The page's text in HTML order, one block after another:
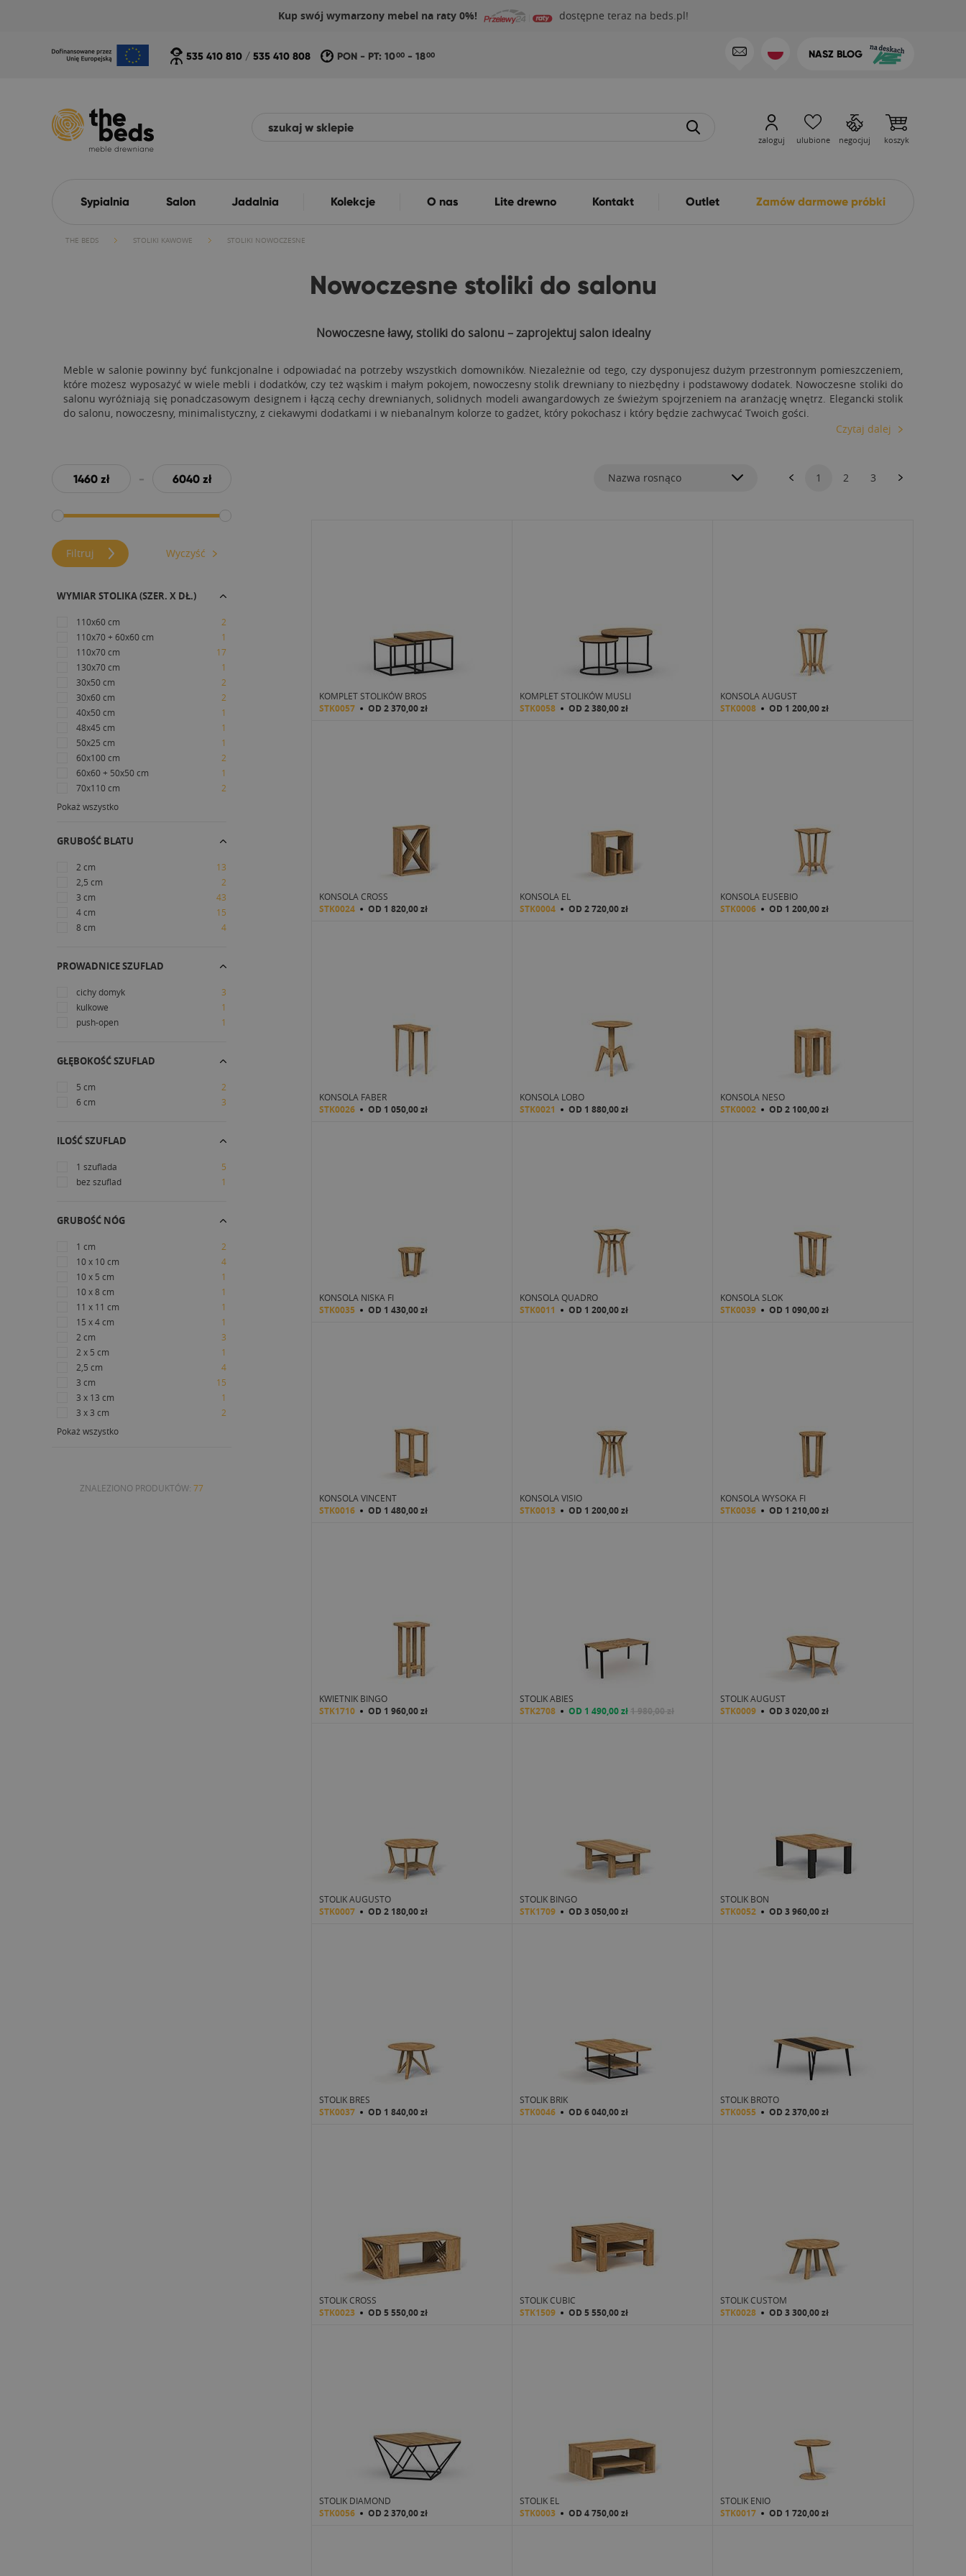
Kup swój wymarzony mebel na raty 0%! dostępne teraz na beds.pl!
NASZ BLOG
535 410 810 / 535 410 808 PON - PT: 1000 - 1800
zaloguj ulubione negocjuj koszyk
Sypialnia Salon Jadalnia Kolekcje O nas Lite drewno Kontakt Outlet Zamów darmowe próbki
THE BEDS STOLIKI KAWOWE STOLIKI NOWOCZESNE
Nowoczesne stoliki do salonu
Nowoczesne ławy, stoliki do salonu – zaprojektuj salon idealny
Meble w salonie powinny być funkcjonalne i odpowiadać na potrzeby wszystkich domowników. Niezależnie od tego, czy dysponujesz dużym przestronnym pomieszczeniem,
które możesz wyposażyć w wiele mebli i dodatków, czy też wąskim i małym pokojem, nowoczesny stolik drewniany to niezbędny i podstawowy dodatek. Nowoczesne stoliki do
salonu wyróżniają się ponadczasowym designem i łączą cechy drewnianych, solidnych modeli awangardowych ze świeżym spojrzeniem na aranżację wnętrz. Elegancki stolik
do salonu, nowoczesny, minimalistyczny, z ciekawymi dodatkami i w niebanalnym kolorze to gadżet, który pokochasz i który będzie zachwycać Twoich gości.
Czytaj dalej
-
Filtruj Wyczyść
WYMIAR STOLIKA (SZER. X DŁ.)
110x60 cm
2
110x70 + 60x60 cm
1
110x70 cm
17
130x70 cm
1
30x50 cm
2
30x60 cm
2
40x50 cm
1
48x45 cm
1
50x25 cm
1
60x100 cm
2
60x60 + 50x50 cm
1
70x110 cm
2
Pokaż wszystko
GRUBOŚĆ BLATU
2 cm
13
2,5 cm
2
3 cm
43
4 cm
15
8 cm
4
PROWADNICE SZUFLAD
cichy domyk
3
kulkowe
1
push-open
1
GŁĘBOKOŚĆ SZUFLAD
5 cm
2
6 cm
3
ILOŚĆ SZUFLAD
1 szuflada
5
bez szuflad
1
GRUBOŚĆ NÓG
1 cm
2
10 x 10 cm
4
10 x 5 cm
1
10 x 8 cm
1
11 x 11 cm
1
15 x 4 cm
1
2 cm
3
2 x 5 cm
1
2,5 cm
4
3 cm
15
3 x 13 cm
1
3 x 3 cm
2
Pokaż wszystko
ZNALEZIONO PRODUKTÓW: 77
1 2 3
Nazwa rosnąco
KOMPLET STOLIKÓW BROS
STK0057 OD 2 370,00 zł
KOMPLET STOLIKÓW MUSLI
STK0058 OD 2 380,00 zł
KONSOLA AUGUST
STK0008 OD 1 200,00 zł
KONSOLA CROSS
STK0024 OD 1 820,00 zł
KONSOLA EL
STK0004 OD 2 720,00 zł
KONSOLA EUSEBIO
STK0006 OD 1 200,00 zł
KONSOLA FABER
STK0026 OD 1 050,00 zł
KONSOLA LOBO
STK0021 OD 1 880,00 zł
KONSOLA NESO
STK0002 OD 2 100,00 zł
KONSOLA NISKA FI
STK0035 OD 1 430,00 zł
KONSOLA QUADRO
STK0011 OD 1 200,00 zł
KONSOLA SLOK
STK0039 OD 1 090,00 zł
KONSOLA VINCENT
STK0016 OD 1 480,00 zł
KONSOLA VISIO
STK0013 OD 1 200,00 zł
KONSOLA WYSOKA FI
STK0036 OD 1 210,00 zł
KWIETNIK BINGO
STK1710 OD 1 960,00 zł
STOLIK ABIES
STK2708 OD 1 490,00 zł1 980,00 zł
STOLIK AUGUST
STK0009 OD 3 020,00 zł
STOLIK AUGUSTO
STK0007 OD 2 180,00 zł
STOLIK BINGO
STK1709 OD 3 050,00 zł
STOLIK BON
STK0052 OD 3 960,00 zł
STOLIK BRES
STK0037 OD 1 840,00 zł
STOLIK BRIK
STK0046 OD 6 040,00 zł
STOLIK BROTO
STK0055 OD 2 370,00 zł
STOLIK CROSS
STK0023 OD 5 550,00 zł
STOLIK CUBIC
STK1509 OD 5 550,00 zł
STOLIK CUSTOM
STK0028 OD 3 300,00 zł
STOLIK DIAMOND
STK0056 OD 2 370,00 zł
STOLIK EL
STK0003 OD 4 750,00 zł
STOLIK ENIO
STK0017 OD 1 720,00 zł